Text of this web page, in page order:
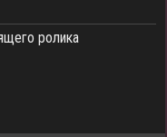
ролика